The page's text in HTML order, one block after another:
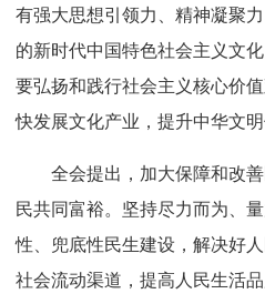
有强大思想引领力、精神凝聚
的新时代中国特色社会主义文
要弘扬和践行社会主义核心价
快发展文化产业，提升中华文明
全会提出，加大保障和改
民共同富裕。坚持尽力而为、
性、兜底性民生建设，解决好
社会流动渠道，提高人民生活